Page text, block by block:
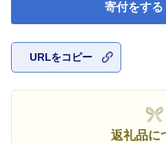
寄付をする
URLをコピー
返礼品に